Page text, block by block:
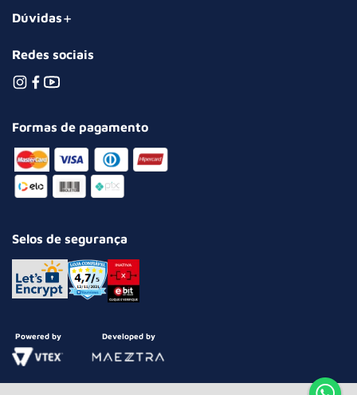
Dúvidas
Redes sociais
Formas de pagamento
Selos de segurança
Powered by Developed by